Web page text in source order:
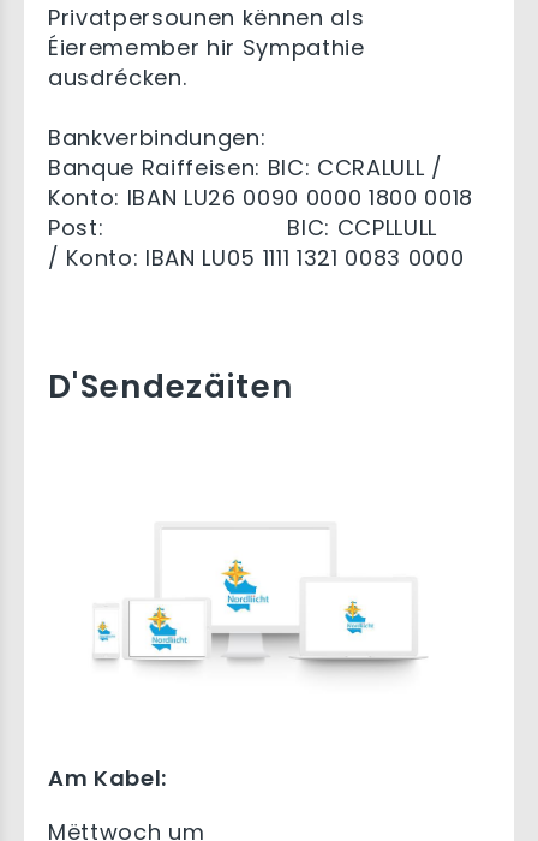
Privatpersounen kënnen als
Éieremember hir Sympathie
ausdrécken.
Bankverbindungen:
Banque Raiffeisen: BIC: CCRALULL /
Konto: IBAN LU26 0090 0000 1800 0018
Post: BIC: CCPLLULL
/ Konto: IBAN LU05 1111 1321 0083 0000
D'Sendezäiten
Am Kabel:
Mëttwoch um